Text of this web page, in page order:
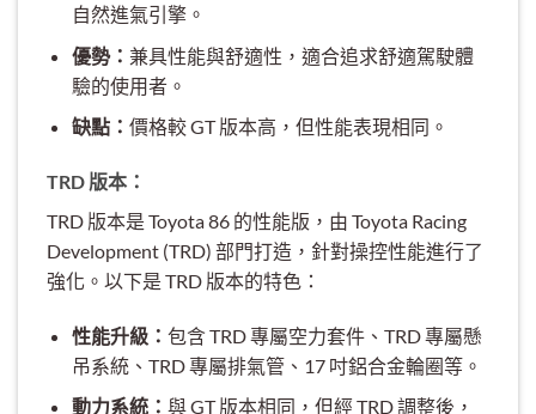
自然進氣引擎。
優勢： 兼具性能與舒適性，適合追求舒適駕駛體
驗的使用者。
缺點： 價格較 GT 版本高，但性能表現相同。
TRD 版本：
TRD 版本是 Toyota 86 的性能版，由 Toyota Racing
Development (TRD) 部門打造，針對操控性能進行了
強化。以下是 TRD 版本的特色：
性能升級： 包含 TRD 專屬空力套件、TRD 專屬懸
吊系統、TRD 專屬排氣管、17 吋鋁合金輪圈等。
動力系統： 與 GT 版本相同，但經 TRD 調整後，